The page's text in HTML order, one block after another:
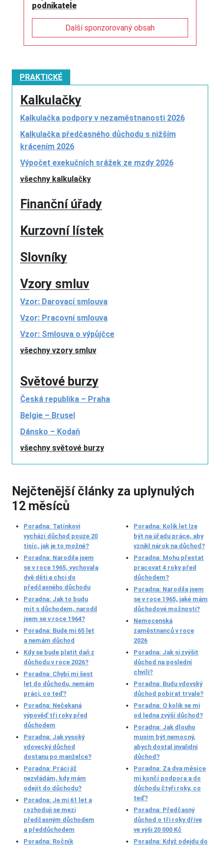
podnikatele
Další sponzorovaný obsah
PRAKTICKÉ
Kalkulačky
Kalkulačka podpory v nezaměstnanosti 2026
Kalkulačka předčasného důchodu s nižším
krácením 2026
Výpočet exekučních srážek ze mzdy 2026
všechny kalkulačky
Finanční úřady
Kurzovní lístek
Slovníky
Vzory smluv
Vzor: Darovací smlouva
Vzor: Pracovní smlouva
Vzor: Smlouva o výpůjčce
všechny vzory smluv
Světové burzy
Česká republika – Praha
Belgie – Brusel
Dánsko – Kodaň
všechny světové burzy
Nejčtenější články za uplynulých
12 měsíců
Poradna: Tatínkovi
vychází důchod pouze 20
tisíc, jak je to možné?
Poradna: Narodila jsem
se v roce 1965, vychovala
dvě děti a chci do
předčasného důchodu
Poradna: Jak to budu
mít s důchodem, narodil
jsem se v roce 1964?
Poradna: Bude mi 65 let
a nemám důchod
Kdy se bude platit daň z
důchodu v roce 2026?
Poradna: Chybí mi šest
let do důchodu, nemám
práci, co teď?
Poradna: Nečekaná
výpověď tři roky před
důchodem
Poradna: Jak vysoký
vdovecký důchod
dostanu po manželce?
Poradna: Práci již
nezvládám, kdy mám
odejít do důchodu?
Poradna: Je mi 61 let a
rozhoduji se mezi
předčasným důchodem
a předdůchodem
Poradna: Ročník
Poradna: Kolik let lze
být na úřadu práce, aby
vznikl nárok na důchod?
Poradna: Mohu přestat
pracovat 4 roky před
důchodem?
Poradna: Narodila jsem
se v roce 1965, jaké mám
důchodové možnosti?
Nemocenská
zaměstnanců v roce
2026
Poradna: Jak si zvýšit
důchod na poslední
chvíli?
Poradna: Budu vdovský
důchod pobírat trvale?
Poradna: O kolik se mi
od ledna zvýší důchod?
Poradna: Jak dlouho
musím být nemocný,
abych dostal invalidní
důchod?
Poradna: Za dva měsíce
mi končí podpora a do
důchodu čtyři roky, co
teď?
Poradna: Předčasný
důchod o tři roky dříve
ve výši 20 000 Kč
Poradna: Když odejdu do